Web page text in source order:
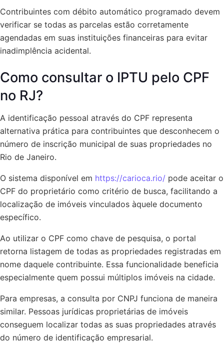
Contribuintes com débito automático programado devem
verificar se todas as parcelas estão corretamente
agendadas em suas instituições financeiras para evitar
inadimplência acidental.
Como consultar o IPTU pelo CPF
no RJ?
A identificação pessoal através do CPF representa
alternativa prática para contribuintes que desconhecem o
número de inscrição municipal de suas propriedades no
Rio de Janeiro.
O sistema disponível em https://carioca.rio/ pode aceitar o
CPF do proprietário como critério de busca, facilitando a
localização de imóveis vinculados àquele documento
específico.
Ao utilizar o CPF como chave de pesquisa, o portal
retorna listagem de todas as propriedades registradas em
nome daquele contribuinte. Essa funcionalidade beneficia
especialmente quem possui múltiplos imóveis na cidade.
Para empresas, a consulta por CNPJ funciona de maneira
similar. Pessoas jurídicas proprietárias de imóveis
conseguem localizar todas as suas propriedades através
do número de identificação empresarial.